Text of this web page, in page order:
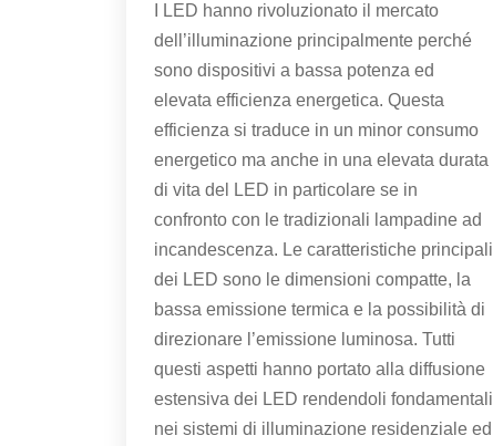
I LED hanno rivoluzionato il mercato
dell’illuminazione principalmente perché
sono dispositivi a bassa potenza ed
elevata efficienza energetica. Questa
efficienza si traduce in un minor consumo
energetico ma anche in una elevata durata
di vita del LED in particolare se in
confronto con le tradizionali lampadine ad
incandescenza. Le caratteristiche principali
dei LED sono le dimensioni compatte, la
bassa emissione termica e la possibilità di
direzionare l’emissione luminosa. Tutti
questi aspetti hanno portato alla diffusione
estensiva dei LED rendendoli fondamentali
nei sistemi di illuminazione residenziale ed